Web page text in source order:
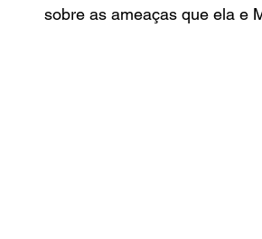
sobre as ameaças que ela e